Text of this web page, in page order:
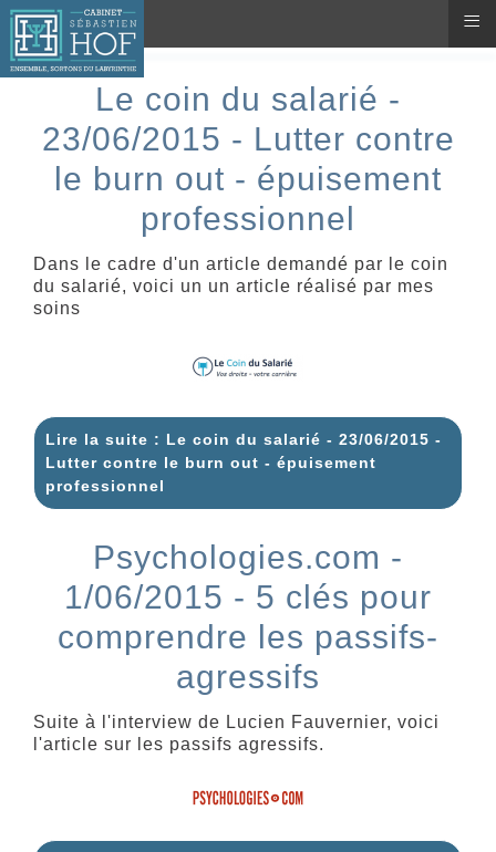
Le coin du salarié -
23/06/2015 - Lutter contre
le burn out - épuisement
professionnel
Dans le cadre d'un article demandé par le coin
du salarié, voici un un article réalisé par mes
soins
Lire la suite : Le coin du salarié - 23/06/2015 -
Lutter contre le burn out - épuisement
professionnel
Psychologies.com -
1/06/2015 - 5 clés pour
comprendre les passifs-
agressifs
Suite à l'interview de Lucien Fauvernier, voici
l'article sur les passifs agressifs.
≡